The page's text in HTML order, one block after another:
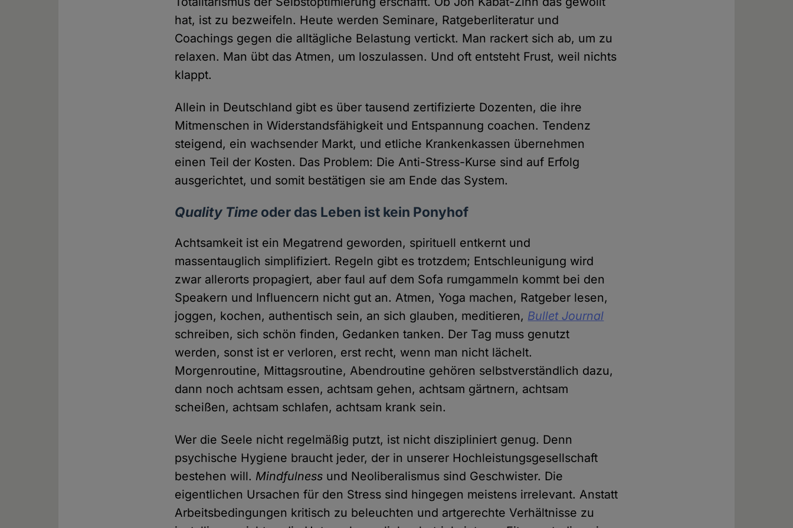
hat, ist zu bezweifeln. Heute werden Seminare, Ratgeberliteratur und
Coachings gegen die alltägliche Belastung vertickt. Man rackert sich ab, um zu
relaxen. Man übt das Atmen, um loszulassen. Und oft entsteht Frust, weil nichts
klappt.
Allein in Deutschland gibt es über tausend zertifizierte Dozenten, die ihre
Mitmenschen in Widerstandsfähigkeit und Entspannung coachen. Tendenz
steigend, ein wachsender Markt, und etliche Krankenkassen übernehmen
einen Teil der Kosten. Das Problem: Die Anti-Stress-Kurse sind auf Erfolg
ausgerichtet, und somit bestätigen sie am Ende das System.
Quality Time oder das Leben ist kein Ponyhof
Achtsamkeit ist ein Megatrend geworden, spirituell entkernt und
massentauglich simplifiziert. Regeln gibt es trotzdem; Entschleunigung wird
zwar allerorts propagiert, aber faul auf dem Sofa rumgammeln kommt bei den
Speakern und Influencern nicht gut an. Atmen, Yoga machen, Ratgeber lesen,
joggen, kochen, authentisch sein, an sich glauben, meditieren, Bullet Journal
schreiben, sich schön finden, Gedanken tanken. Der Tag muss genutzt
werden, sonst ist er verloren, erst recht, wenn man nicht lächelt.
Morgenroutine, Mittagsroutine, Abendroutine gehören selbstverständlich dazu,
dann noch achtsam essen, achtsam gehen, achtsam gärtnern, achtsam
scheißen, achtsam schlafen, achtsam krank sein.
Wer die Seele nicht regelmäßig putzt, ist nicht diszipliniert genug. Denn
psychische Hygiene braucht jeder, der in unserer Hochleistungsgesellschaft
bestehen will. Mindfulness und Neoliberalismus sind Geschwister. Die
eigentlichen Ursachen für den Stress sind hingegen meistens irrelevant. Anstatt
Arbeitsbedingungen kritisch zu beleuchten und artgerechte Verhältnisse zu